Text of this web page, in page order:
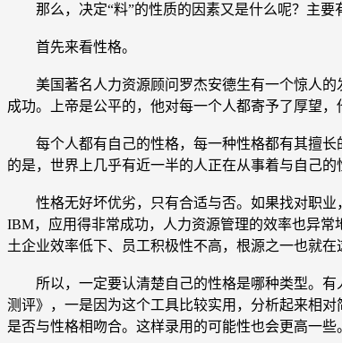
那么，决定“料”的性质的因素又是什么呢？主要
首先来看性格。
美国著名人力资源顾问罗杰安德生有一个惊人的
成功。上帝是公平的，他对每一个人都寄予了厚望
每个人都有自己的性格，每一种性格都有其擅长
的是，世界上几乎有近一半的人正在从事着与自己的
性格无好坏优劣，只有合适与否。如果找对职业
IBM，应用得非常成功，人力资源管理的效率也异
土企业效率低下、员工积极性不高，根源之一也就在
所以，一定要认清楚自己的性格是哪种类型。有
测评》，一是因为这个工具比较实用，分析起来相
是否与性格相吻合。这样录用的可能性也会更高一